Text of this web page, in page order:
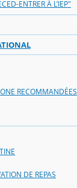
ENTRER À L’IEP"
RECOMMANDÉES
DE REPAS